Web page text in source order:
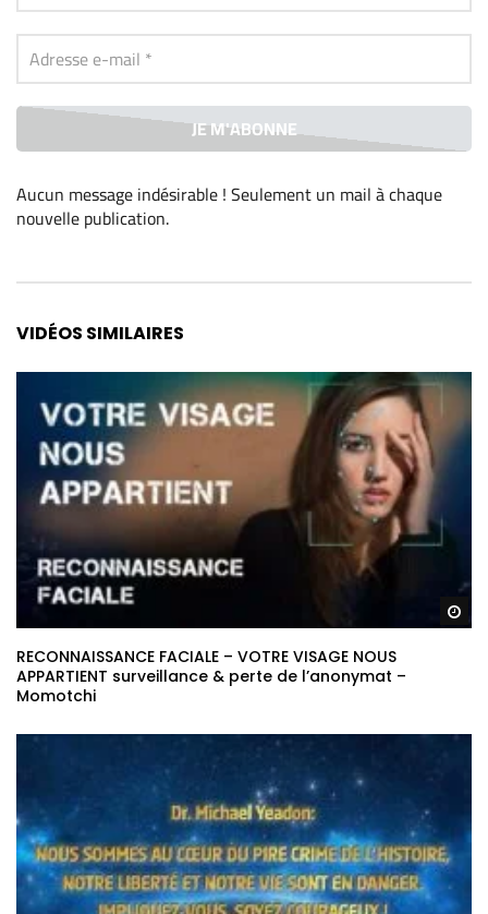
Aucun message indésirable ! Seulement un mail à chaque
nouvelle publication.
VIDÉOS SIMILAIRES
RECONNAISSANCE FACIALE – VOTRE VISAGE NOUS
APPARTIENT surveillance & perte de l’anonymat –
Momotchi